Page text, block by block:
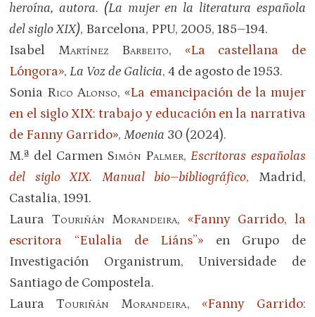
heroína, autora. (La mujer en la literatura española
del siglo XIX), Barcelona, PPU, 2005, 185–194.
Isabel Martínez Barbeito, «La castellana de
Lóngora»,La Voz de Galicia, 4 de agosto de 1953.
Sonia Rico Alonso, «La emancipación de la mujer
en el sigloXIX: trabajo y educación en la narrativa
de Fanny Garrido»,Moenia 30 (2024).
M.ª del Carmen Simón Palmer,Escritoras españolas
del siglo XIX. Manual bio–bibliográfico, Madrid,
Castalia, 1991.
Laura Touriñán Morandeira, «Fanny Garrido, la
escritora “Eulalia de Liáns”» en Grupo de
Investigación Organistrum, Universidade de
Santiago de Compostela.
LauraTouriñán Morandeira, «Fanny Garrido: